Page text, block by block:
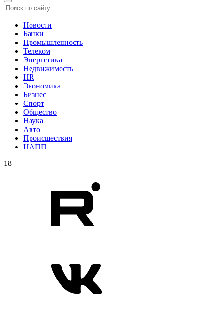
Новости
Банки
Промышленность
Телеком
Энергетика
Недвижимость
HR
Экономика
Бизнес
Спорт
Общество
Наука
Авто
Происшествия
НАПП
18+